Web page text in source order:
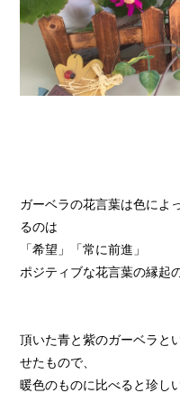
ガーベラの花言葉は色によ
るのは
「希望」「常に前進」
ポジティブな花言葉の縁起
頂いた青と紫のガーベラと
せたもので、
暖色のものに比べると珍し